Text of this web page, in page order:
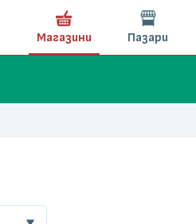
Магазини Пазари